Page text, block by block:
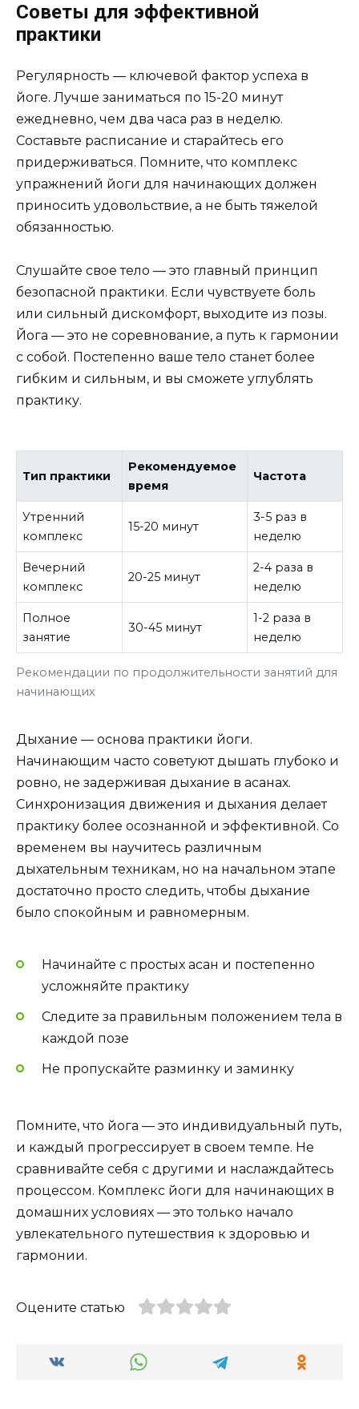
Советы для эффективной
практики
Регулярность — ключевой фактор успеха в
йоге. Лучше заниматься по 15-20 минут
ежедневно, чем два часа раз в неделю.
Составьте расписание и старайтесь его
придерживаться. Помните, что комплекс
упражнений йоги для начинающих должен
приносить удовольствие, а не быть тяжелой
обязанностью.
Слушайте свое тело — это главный принцип
безопасной практики. Если чувствуете боль
или сильный дискомфорт, выходите из позы.
Йога — это не соревнование, а путь к гармонии
с собой. Постепенно ваше тело станет более
гибким и сильным, и вы сможете углублять
практику.
Рекомендации по продолжительности занятий для
начинающих
Тип практики
Рекомендуемое
время
Частота
Утренний
комплекс
15-20 минут
3-5 раз в
неделю
Вечерний
комплекс
20-25 минут
2-4 раза в
неделю
Полное
занятие
30-45 минут
1-2 раза в
неделю
Дыхание — основа практики йоги.
Начинающим часто советуют дышать глубоко и
ровно, не задерживая дыхание в асанах.
Синхронизация движения и дыхания делает
практику более осознанной и эффективной. Со
временем вы научитесь различным
дыхательным техникам, но на начальном этапе
достаточно просто следить, чтобы дыхание
было спокойным и равномерным.
Начинайте с простых асан и постепенно
усложняйте практику
Следите за правильным положением тела в
каждой позе
Не пропускайте разминку и заминку
Помните, что йога — это индивидуальный путь,
и каждый прогрессирует в своем темпе. Не
сравнивайте себя с другими и наслаждайтесь
процессом. Комплекс йоги для начинающих в
домашних условиях — это только начало
увлекательного путешествия к здоровью и
гармонии.
Оцените статью